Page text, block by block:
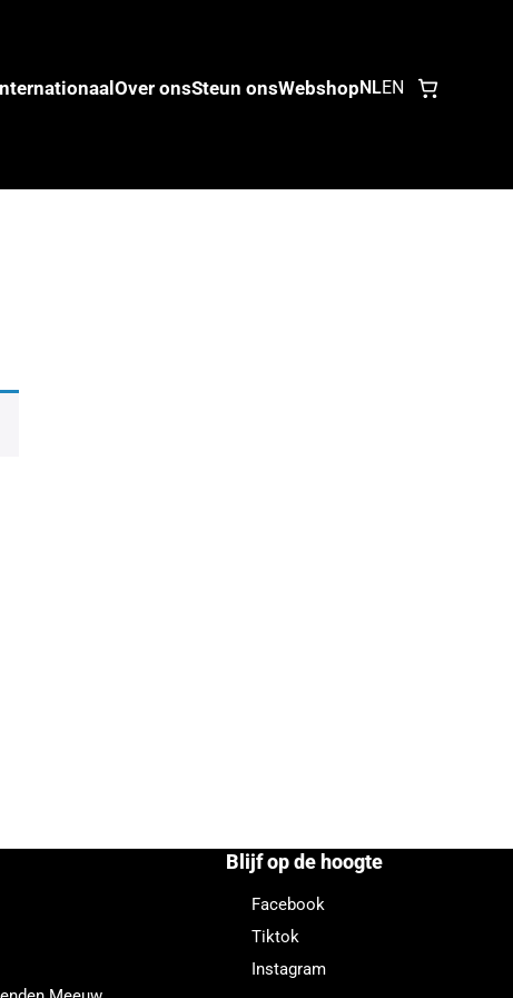
Over onsSteun onsWebshopNLEN
Blijf op de hoogte
Facebook
Tiktok
Instagram